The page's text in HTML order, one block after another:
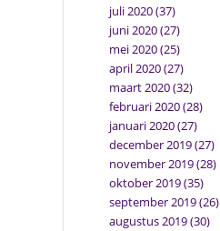
juli 2020(37)
juni 2020(27)
mei 2020(25)
april 2020(27)
maart 2020(32)
februari 2020(28)
januari 2020(27)
december 2019(27)
november 2019(28)
oktober 2019(35)
september 2019(26)
augustus 2019(30)